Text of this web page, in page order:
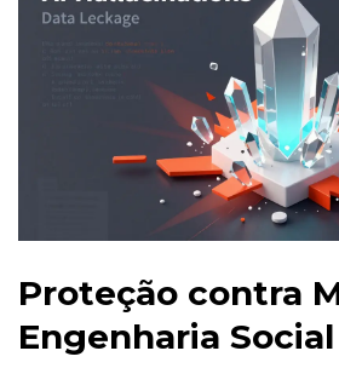
Proteção contra
Engenharia Social